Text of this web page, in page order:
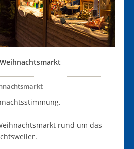
rund um das